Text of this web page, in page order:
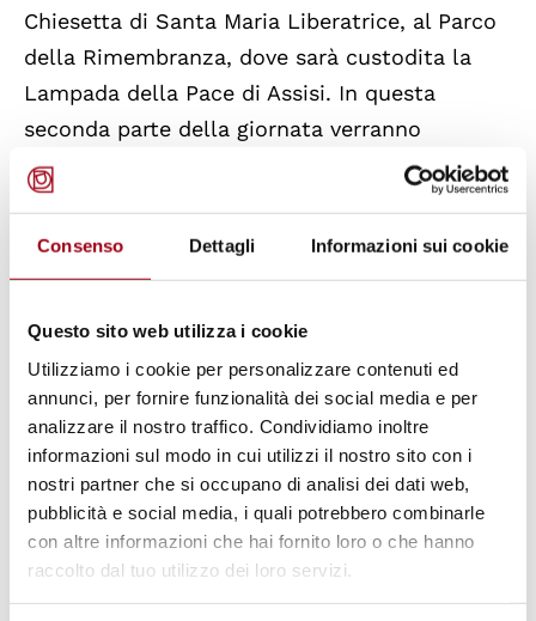
Consenso Dettagli Informazioni sui cookie
Questo sito web utilizza i cookie
Utilizziamo i cookie per personalizzare contenuti ed
annunci, per fornire funzionalità dei social media e per
analizzare il nostro traffico. Condividiamo inoltre
informazioni sul modo in cui utilizzi il nostro sito con i
nostri partner che si occupano di analisi dei dati web,
pubblicità e social media, i quali potrebbero combinarle
con altre informazioni che hai fornito loro o che hanno
raccolto dal tuo utilizzo dei loro servizi.
Chiesetta di Santa Maria Liberatrice, al Parco
della Rimembranza, dove sarà custodita la
Lampada della Pace di Assisi. In questa
seconda parte della giornata verranno
presentati i programmi di educazione civica e
le attività delle associazioni aderenti.
In caso di maltempo, la manifestazione si
La giornata si concluderà alle 20.30 nella
chiesa di San Rocco con le voci e la musica
del Gruppo Corale Altopiano 7 Comuni e dei
Giovani Musicisti Altopianesi.
Il Giro d’Italia per la Pace è stato inaugurato